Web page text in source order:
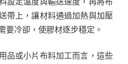
帶上，讓材料通過加熱與加壓
要冷卻，使膠材逐步穩定。
品或小片布料加工而言，這些